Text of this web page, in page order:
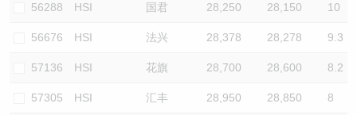
56288 HSI 国君 28,250 28,150 10
56676 HSI 法兴 28,378 28,278 9.3
57136 HSI 花旗 28,700 28,600 8.2
57305 HSI 汇丰 28,950 28,850 8